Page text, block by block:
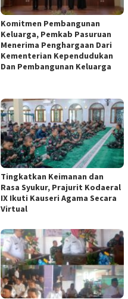
Komitmen Pembangunan
Keluarga, Pemkab Pasuruan
Menerima Penghargaan Dari
Kementerian Kependudukan
Dan Pembangunan Keluarga
Tingkatkan Keimanan dan
Rasa Syukur, Prajurit Kodaeral
IX Ikuti Kauseri Agama Secara
Virtual